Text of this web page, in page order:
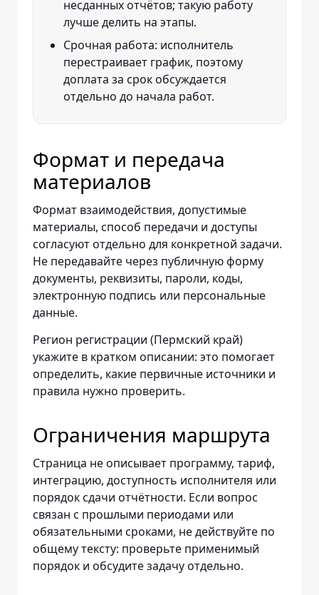
несданных отчётов; такую работу
лучше делить на этапы.
Срочная работа: исполнитель
перестраивает график, поэтому
доплата за срок обсуждается
отдельно до начала работ.
Формат и передача
материалов
Формат взаимодействия, допустимые
материалы, способ передачи и доступы
согласуют отдельно для конкретной задачи.
Не передавайте через публичную форму
документы, реквизиты, пароли, коды,
электронную подпись или персональные
данные.
Регион регистрации (Пермский край)
укажите в кратком описании: это помогает
определить, какие первичные источники и
правила нужно проверить.
Ограничения маршрута
Страница не описывает программу, тариф,
интеграцию, доступность исполнителя или
порядок сдачи отчётности. Если вопрос
связан с прошлыми периодами или
обязательными сроками, не действуйте по
общему тексту: проверьте применимый
порядок и обсудите задачу отдельно.